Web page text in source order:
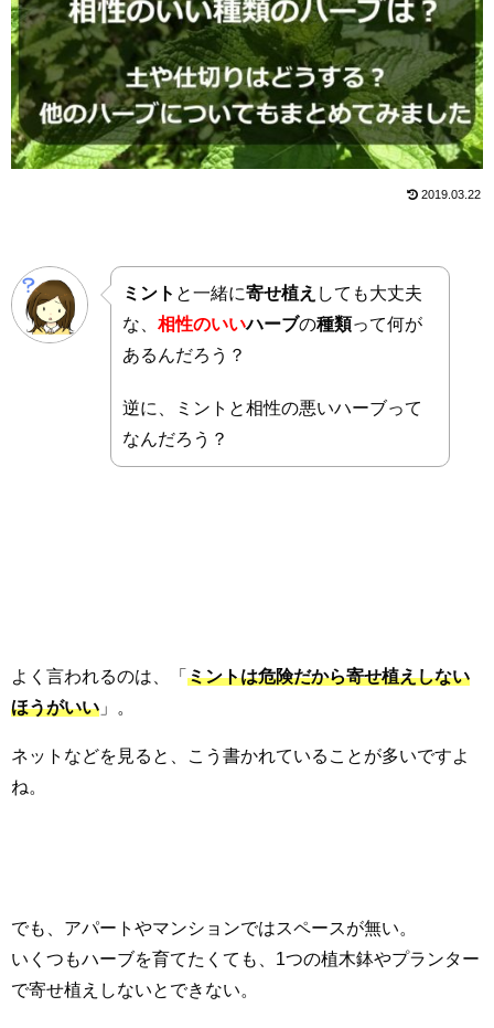
2019.03.22
ミント と一緒に寄せ植え しても大丈夫
な、 相性のいいハーブの種類って何が
あるんだろう？
逆に、ミントと相性の悪いハーブって
なんだろう？
よく言われるのは、「 ミントは危険だから寄せ植えしない
ほうがいい 」。
ネットなどを見ると、こう書かれていることが多いですよ
ね。
でも、アパートやマンションではスペースが無い。
いくつもハーブを育てたくても、1つの植木鉢やプランター
で寄せ植えしないとできない。